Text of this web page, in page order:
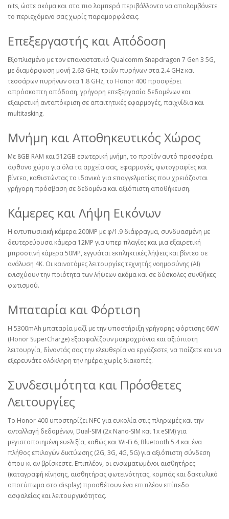
nits, ώστε ακόμα και στα πιο λαμπερά περιβάλλοντα να απολαμβάνετε
το περιεχόμενο σας χωρίς παραμορφώσεις.
Επεξεργαστής και Απόδοση
Εξοπλισμένο με τον επαναστατικό Qualcomm Snapdragon 7 Gen 3 5G,
με διαμόρφωση μονή 2.63 GHz, τριών πυρήνων στα 2.4 GHz και
τεσσάρων πυρήνων στα 1.8 GHz, το Honor 400 προσφέρει
απρόσκοπτη απόδοση, γρήγορη επεξεργασία δεδομένων και
εξαιρετική ανταπόκριση σε απαιτητικές εφαρμογές, παιχνίδια και
multitasking.
Μνήμη και Αποθηκευτικός Χώρος
Με 8GB RAM και 512GB εσωτερική μνήμη, το προϊόν αυτό προσφέρει
άφθονο χώρο για όλα τα αρχεία σας, εφαρμογές, φωτογραφίες και
βίντεο, καθιστώντας το ιδανικό για επαγγελματίες που χρειάζονται
γρήγορη πρόσβαση σε δεδομένα και αξιόπιστη αποθήκευση.
Κάμερες και Λήψη Εικόνων
Η εντυπωσιακή κάμερα 200MP με φ/1.9 διάφραγμα, συνδυασμένη με
δευτερεύουσα κάμερα 12MP για υπερ πλαγίες και μια εξαιρετική
μπροστινή κάμερα 50MP, εγγυάται εκπληκτικές λήψεις και βίντεο σε
ανάλυση 4K. Οι καινοτόμες λειτουργίες τεχνητής νοημοσύνης (AI)
ενισχύουν την ποιότητα των λήψεων ακόμα και σε δύσκολες συνθήκες
φωτισμού.
Μπαταρία και Φόρτιση
Η 5300mAh μπαταρία μαζί με την υποστήριξη γρήγορης φόρτισης 66W
(Honor SuperCharge) εξασφαλίζουν μακροχρόνια και αξιόπιστη
λειτουργία, δίνοντάς σας την ελευθερία να εργάζεστε, να παίζετε και να
εξερευνάτε ολόκληρη την ημέρα χωρίς διακοπές.
Συνδεσιμότητα και Πρόσθετες
Λειτουργίες
Το Honor 400 υποστηρίζει NFC για ευκολία στις πληρωμές και την
ανταλλαγή δεδομένων, Dual-SIM (2x Nano-SIM και 1x eSIM) για
μεγιστοποιημένη ευελιξία, καθώς και Wi-Fi 6, Bluetooth 5.4 και ένα
πλήθος επιλογών δικτύωσης (2G, 3G, 4G, 5G) για αξιόπιστη σύνδεση
όπου κι αν βρίσκεστε. Επιπλέον, οι ενσωματωμένοι αισθητήρες
(καταγραφή κίνησης, αισθητήρας φωτεινότητας, κομπάς και δακτυλικό
αποτύπωμα στο display) προσθέτουν ένα επιπλέον επίπεδο
ασφαλείας και λειτουργικότητας.